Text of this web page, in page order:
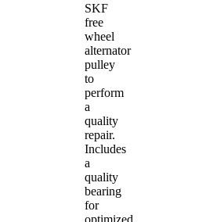
SKF
free
wheel
alternator
pulley
to
perform
a
quality
repair.
Includes
a
quality
bearing
for
optimized